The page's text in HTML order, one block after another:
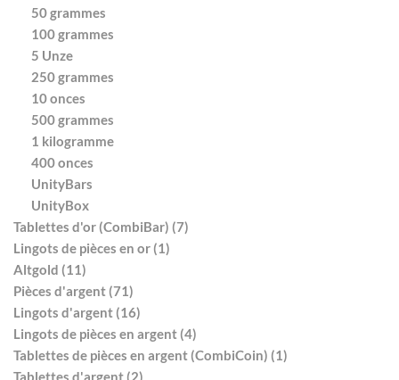
50 grammes
100 grammes
5 Unze
250 grammes
10 onces
500 grammes
1 kilogramme
400 onces
UnityBars
UnityBox
Tablettes d'or (CombiBar) (7)
Lingots de pièces en or (1)
Altgold (11)
Pièces d'argent (71)
Lingots d'argent (16)
Lingots de pièces en argent (4)
Tablettes de pièces en argent (CombiCoin) (1)
Tablettes d'argent (2)